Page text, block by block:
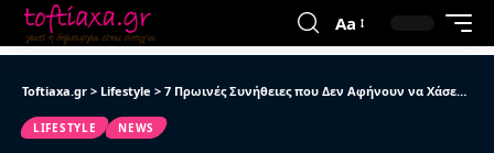
Aa
Toftiaxa.gr > Lifestyle > 7 Πρωινές Συνήθειες που Δεν Αφήνουν να Χάσετε Βάρος
LIFESTYLE NEWS